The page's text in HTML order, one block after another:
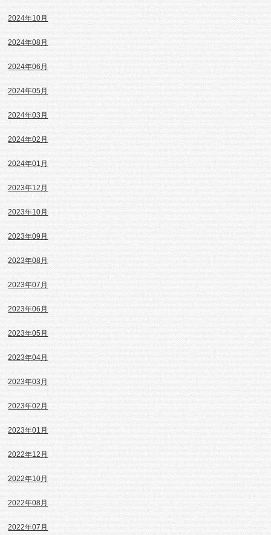
2024年10月
2024年08月
2024年06月
2024年05月
2024年03月
2024年02月
2024年01月
2023年12月
2023年10月
2023年09月
2023年08月
2023年07月
2023年06月
2023年05月
2023年04月
2023年03月
2023年02月
2023年01月
2022年12月
2022年10月
2022年08月
2022年07月